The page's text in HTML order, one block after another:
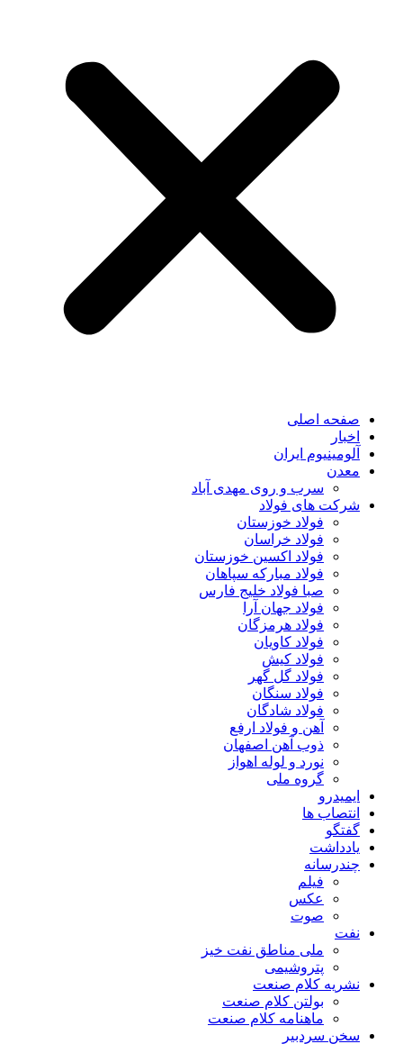
صفحه اصلی
اخبار
آلومینیوم ایران
معدن
سرب و روی مهدی آباد
شرکت های فولاد
فولاد خوزستان
فولاد خراسان
فولاد اکسین خوزستان
فولاد مبارکه سپاهان
صبا فولاد خلیج فارس
فولاد جهان آرا
فولاد هرمزگان
فولاد کاویان
فولاد کیش
فولاد گل گهر
فولاد سنگان
فولاد شادگان
آهن و فولاد ارفع
ذوب آهن اصفهان
نورد و لوله اهواز
گروه ملی
ایمیدرو
انتصاب ها
گفتگو
یادداشت
چندرسانه
فیلم
عکس
صوت
نفت
ملی مناطق نفت خیز
پتروشیمی
نشریه کلام صنعت
بولتن کلام صنعت
ماهنامه کلام صنعت
سخن سردبیر